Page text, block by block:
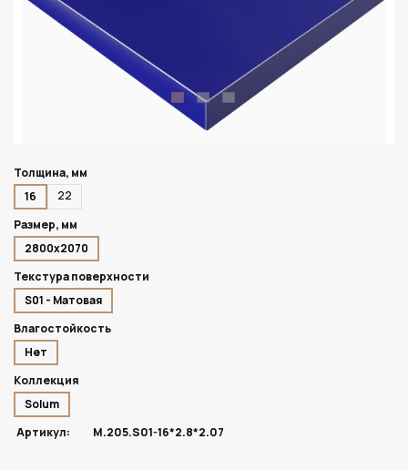
Толщина, мм
16
22
Размер, мм
2800х2070
Текстура поверхности
S01 - Матовая
Влагостойкость
Нет
Коллекция
Solum
Артикул:
M.205.S01-16*2.8*2.07